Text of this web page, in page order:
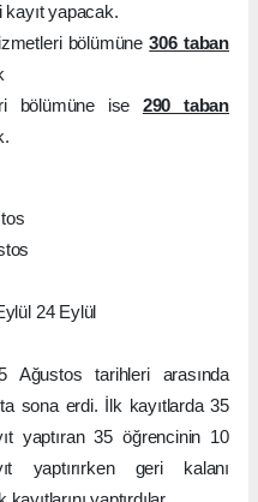
kayıt yapacak.
bölümüne306 taban
bölümüne ise 290 taban
24 Eylül
Ağustos tarihleri arasında
sona erdi. İlk kayıtlarda 35
yaptıran 35 öğrencinin 10
yaptırırken geri kalanı